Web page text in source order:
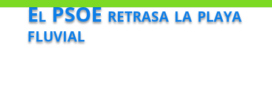
El PSOE retrasa la playa
fluvial